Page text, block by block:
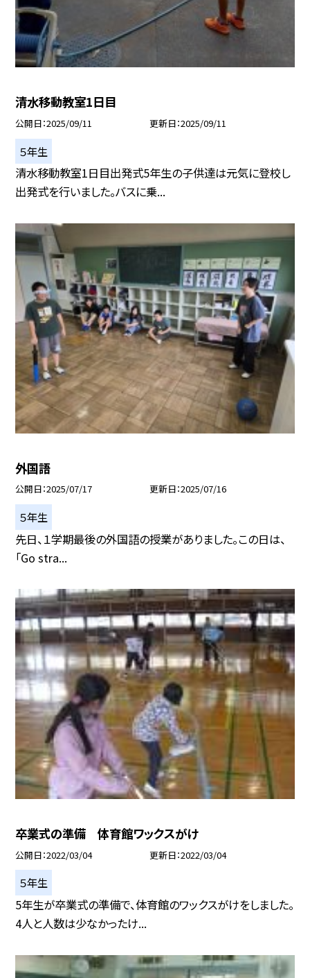
清水移動教室1日目
公開日 2025/09/11 更新日 2025/09/11
５年生
清水移動教室1日目出発式5年生の子供達は元気に登校し
出発式を行いました。バスに乗...
外国語
公開日 2025/07/17 更新日 2025/07/16
５年生
先日、１学期最後の外国語の授業がありました。この日は、
「Go stra...
卒業式の準備 体育館ワックスがけ
公開日 2022/03/04 更新日 2022/03/04
５年生
5年生が卒業式の準備で、体育館のワックスがけをしました。
4人と人数は少なかったけ...